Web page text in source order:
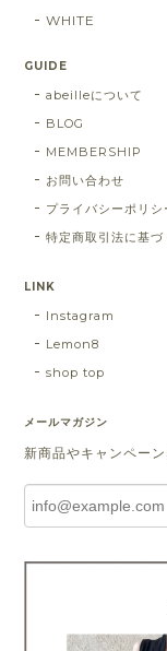
WHITE
GUIDE
abeilleについて
BLOG
MEMBERSHIP
お問い合わせ
プライバシーポリシ
特定商取引法に基づ
LINK
Instagram
Lemon8
shop top
メールマガジン
新商品やキャンペー